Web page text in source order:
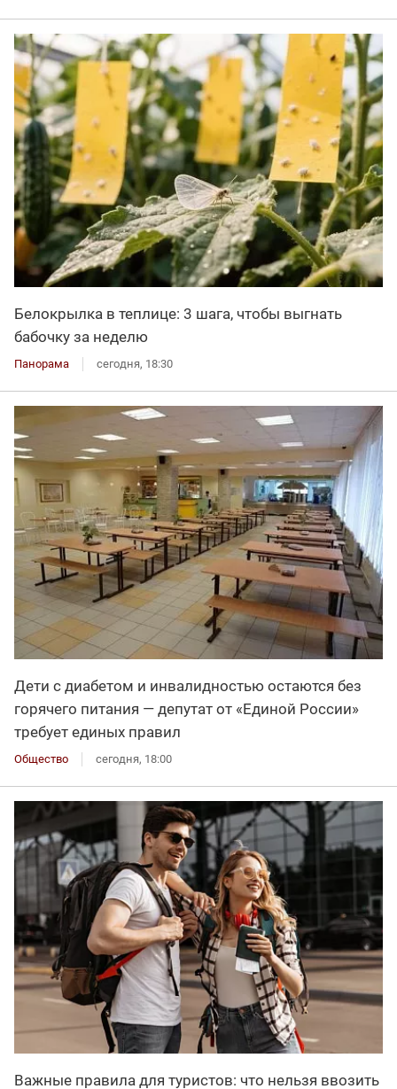
Белокрылка в теплице: 3 шага, чтобы выгнать
бабочку за неделю
Панорама сегодня, 18:30
Дети с диабетом и инвалидностью остаются без
горячего питания — депутат от «Единой России»
требует единых правил
Общество сегодня, 18:00
Важные правила для туристов: что нельзя ввозить